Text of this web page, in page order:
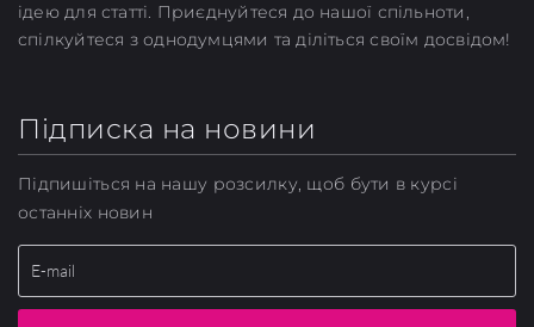
ідею для статті. Приєднуйтеся до нашої спільноти,
спілкуйтеся з однодумцями та діліться своїм досвідом!
Підписка на новини
Підпишіться на нашу розсилку, щоб бути в курсі
останніх новин